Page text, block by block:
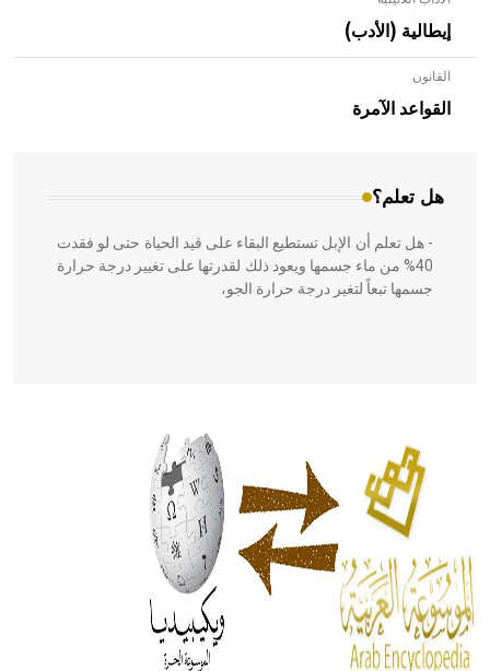
إيطالية (الأدب)
القانون
القواعد الآمرة
هل تعلم؟
- هل تعلم أن الأبلق نوع من الفنون الهندسية التي ارتبطت
بالعمارة الإسلامية في بلاد الشام ومصر خاصة، حيث يحرص
المعمار على بناء مداميكه وخاصة في الواجهات
- هل تعلم أن الإبل تستطيع البقاء على قيد الحياة حتى لو فقدت
40% من ماء جسمها ويعود ذلك لقدرتها على تغيير درجة حرارة
جسمها تبعاً لتغير درجة حرارة الجو،
الحكم، الأدلة، تنظيم التغذية، ورسالته في جروح الرأس. ويعود
له الفضل بأنه حرر الطب من الدين والفلسفة.
- هل تعلم أن المرجان إفراز حيواني يتكون في البحر ويتركب
من مادة كربونات الكلسيوم، وهو أحمر أو شديد الحمرة وهو
أجود أنواعه، ويمتاز بكبر الحجم ويسمى الش